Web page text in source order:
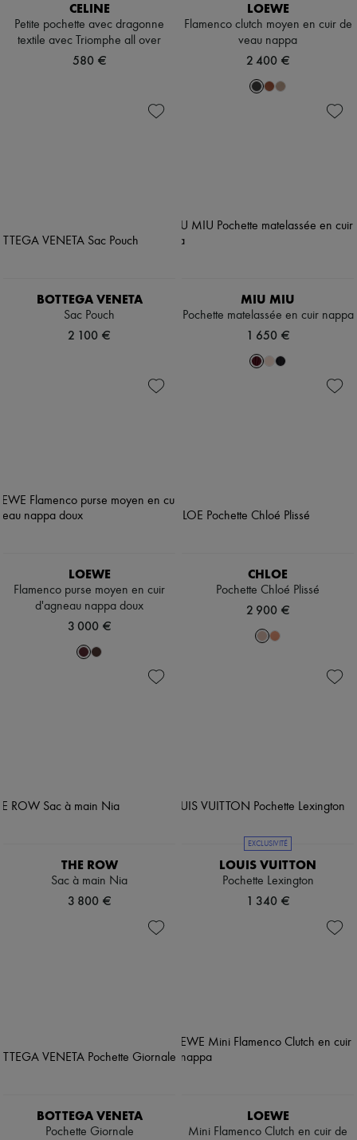
CELINE
Petite pochette avec dragonne
textile avec Triomphe all over
580 €
LOEWE
Flamenco clutch moyen en cuir de
veau nappa
2 400 €
BOTTEGA VENETA
Sac Pouch
2 100 €
MIU MIU
Pochette matelassée en cuir nappa
1 650 €
LOEWE
Flamenco purse moyen en cuir
d'agneau nappa doux
3 000 €
CHLOE
Pochette Chloé Plissé
2 900 €
THE ROW
Sac à main Nia
3 800 €
EXCLUSIVITÉ
LOUIS VUITTON
Pochette Lexington
1 340 €
BOTTEGA VENETA
Pochette Giornale
LOEWE
Mini Flamenco Clutch en cuir de